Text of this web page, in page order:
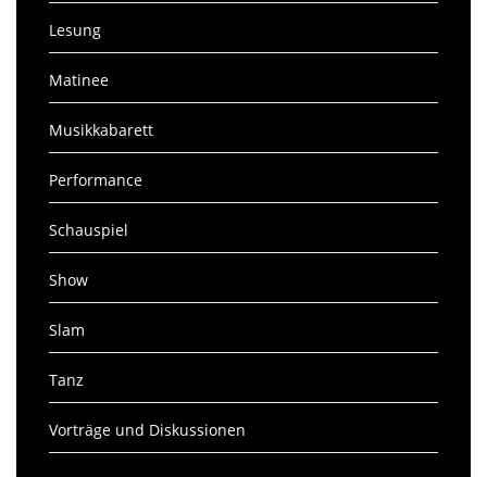
Lesung
Matinee
Musikkabarett
Performance
Schauspiel
Show
Slam
Tanz
Vorträge und Diskussionen